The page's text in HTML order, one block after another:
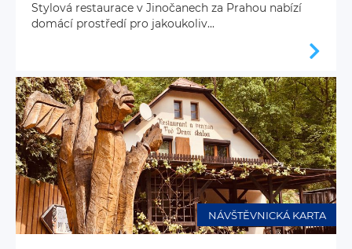
Stylová restaurace v Jinočanech za Prahou nabízí
domácí prostředí pro jakoukoliv...
NÁVŠTĚVNICKÁ KARTA